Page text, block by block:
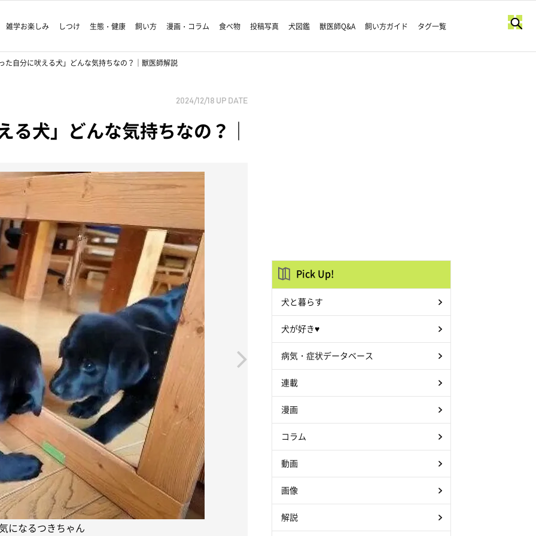
雑学お楽しみ しつけ 生態・健康 飼い方 漫画・コラム 食べ物 投稿写真 犬図鑑 獣医師Q&A 飼い方ガイド タグ一覧
た自分に吠える犬」どんな気持ちなの？｜獣医師解説
2024/12/18 UP DATE
る犬」どんな気持ちなの？｜
になるつきちゃん
Pick Up!
犬と暮らす
犬が好き♥
病気・症状データベース
連載
漫画
コラム
動画
画像
解説